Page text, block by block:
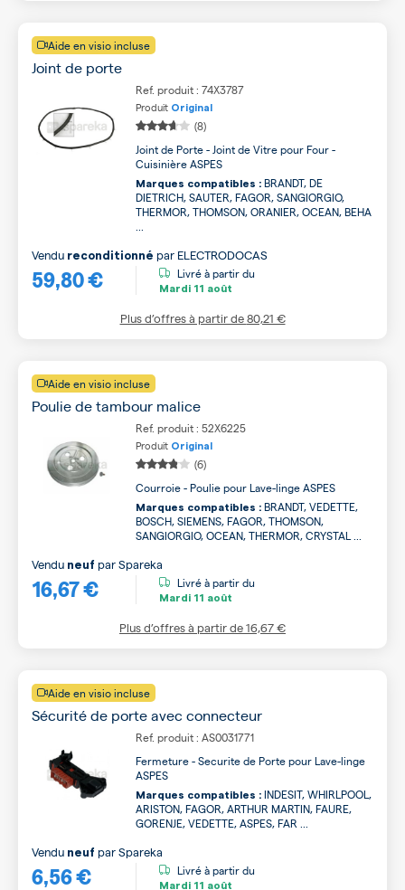
Aide en visio incluse
Joint de porte
Ref. produit : 74X3787
Produit Original
(8)
Joint de Porte - Joint de Vitre pour Four -
Cuisinière ASPES
Marques compatibles : BRANDT, DE
DIETRICH, SAUTER, FAGOR, SANGIORGIO,
THERMOR, THOMSON, ORANIER, OCEAN, BEHA
59,80 €
Vendu reconditionné par ELECTRODOCAS
Livré à partir du
Mardi 11 août
Plus d’offres à partir de80,21 €
Aide en visio incluse
Poulie de tambour malice
Ref. produit : 52X6225
Produit Original
(6)
Courroie - Poulie pour Lave-linge ASPES
Marques compatibles : BRANDT, VEDETTE,
BOSCH, SIEMENS, FAGOR, THOMSON,
SANGIORGIO, OCEAN, THERMOR, CRYSTAL ...
16,67 €
Vendu neuf parSpareka
Livré à partir du
Mardi 11 août
Plus d’offres à partir de16,67 €
Aide en visio incluse
Sécurité de porte avec connecteur
Ref. produit : AS0031771
Fermeture - Securite de Porte pour Lave-linge
ASPES
Marques compatibles : INDESIT, WHIRLPOOL,
ARISTON, FAGOR, ARTHUR MARTIN, FAURE,
GORENJE, VEDETTE, ASPES, FAR ...
6,56 €
Vendu neuf parSpareka
Livré à partir du
Mardi 11 août